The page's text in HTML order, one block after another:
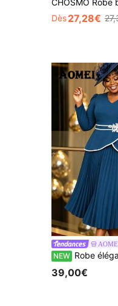
Dès27,28€
NEW Robe élégante mi-longue trapèze à volants plissés pour femmes
39,00€